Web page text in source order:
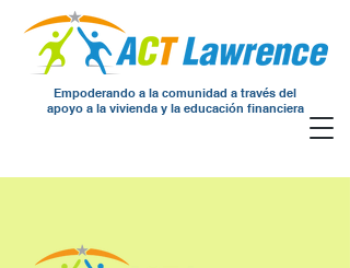
Empoderando a la comunidad a través del
apoyo a la vivienda y la educación financiera